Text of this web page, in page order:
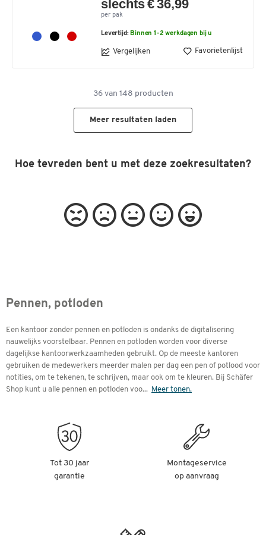
slechts € 36,99
per pak
Levertijd: Binnen 1-2 werkdagen bij u
Vergelijken Favorietenlijst
36van 148 producten
Meer resultaten laden
Hoe tevreden bent u met deze zoekresultaten?
Pennen, potloden
Een kantoor zonder pennen en potloden is ondanks de digitalisering
nauwelijks voorstelbaar. Pennen en potloden worden voor diverse
dagelijkse kantoorwerkzaamheden gebruikt. Op de meeste kantoren
gebruiken de medewerkers meerder malen per dag een pen of potlood voor
notities, om te tekenen, te schrijven, maar ook om te kleuren. Bij Schäfer
Shop kunt u alle pennen en potloden voo... Meer tonen.
Tot 30 jaar
garantie
Montageservice
op aanvraag